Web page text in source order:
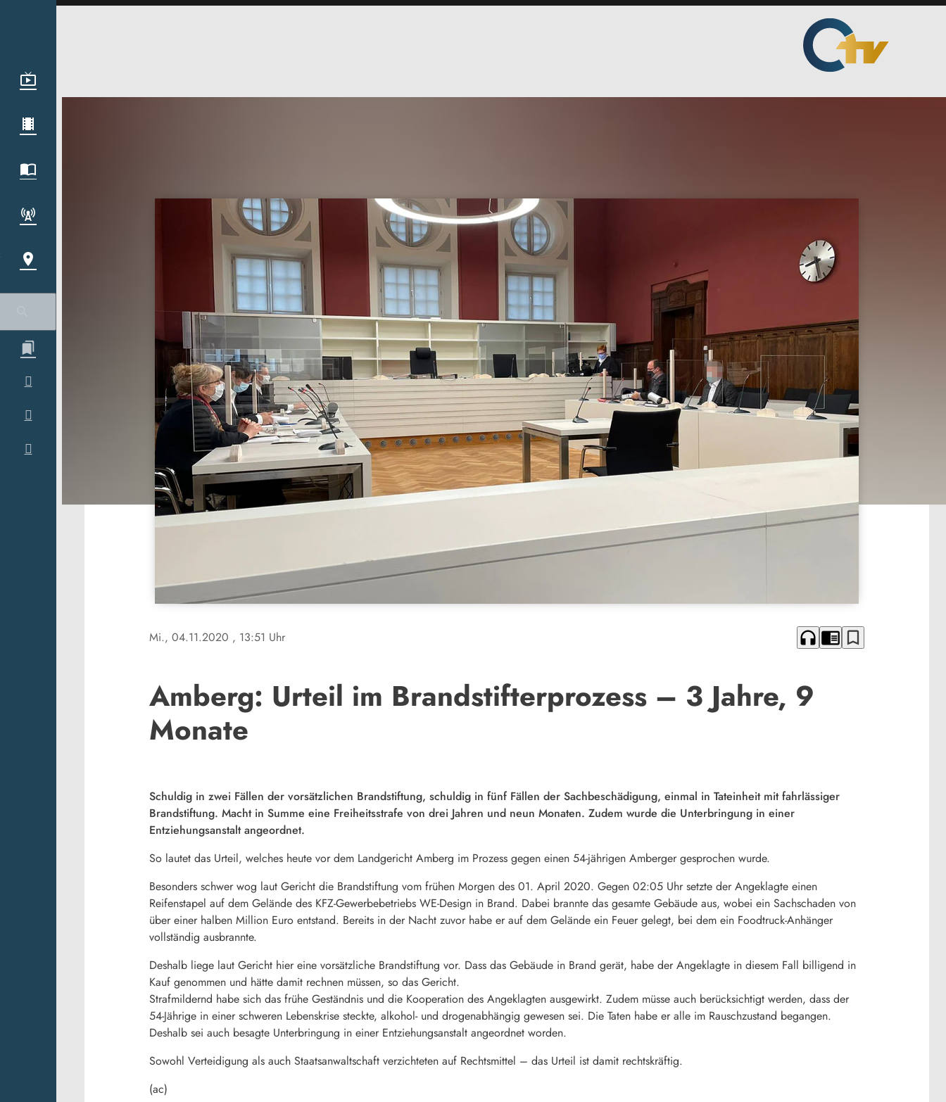
Mi., 04.11.2020 , 13:51 Uhr headphones chrome_reader_mode bookmark_border
Amberg: Urteil im Brandstifterprozess – 3 Jahre, 9
Monate
Schuldig in zwei Fällen der vorsätzlichen Brandstiftung, schuldig in fünf Fällen der Sachbeschädigung, einmal in Tateinheit mit fahrlässiger
Brandstiftung. Macht in Summe eine Freiheitsstrafe von drei Jahren und neun Monaten. Zudem wurde die Unterbringung in einer
Entziehungsanstalt angeordnet.
So lautet das Urteil, welches heute vor dem Landgericht Amberg im Prozess gegen einen 54-jährigen Amberger gesprochen wurde.
Besonders schwer wog laut Gericht die Brandstiftung vom frühen Morgen des 01. April 2020. Gegen 02:05 Uhr setzte der Angeklagte einen
Reifenstapel auf dem Gelände des KFZ-Gewerbebetriebs WE-Design in Brand. Dabei brannte das gesamte Gebäude aus, wobei ein Sachschaden von
über einer halben Million Euro entstand. Bereits in der Nacht zuvor habe er auf dem Gelände ein Feuer gelegt, bei dem ein Foodtruck-Anhänger
vollständig ausbrannte.
Deshalb liege laut Gericht hier eine vorsätzliche Brandstiftung vor. Dass das Gebäude in Brand gerät, habe der Angeklagte in diesem Fall billigend in
Kauf genommen und hätte damit rechnen müssen, so das Gericht.
Strafmildernd habe sich das frühe Geständnis und die Kooperation des Angeklagten ausgewirkt. Zudem müsse auch berücksichtigt werden, dass der
54-Jährige in einer schweren Lebenskrise steckte, alkohol- und drogenabhängig gewesen sei. Die Taten habe er alle im Rauschzustand begangen.
Deshalb sei auch besagte Unterbringung in einer Entziehungsanstalt angeordnet worden.
Sowohl Verteidigung als auch Staatsanwaltschaft verzichteten auf Rechtsmittel – das Urteil ist damit rechtskräftig.
(ac)